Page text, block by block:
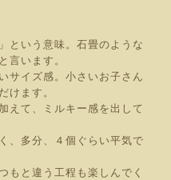
という意味。石畳のような
言います。
サイズ感。小さいお子さん
けます。
えて、ミルキー感を出して
、多分、４個ぐらい平気で
もと違う工程も楽しんでく